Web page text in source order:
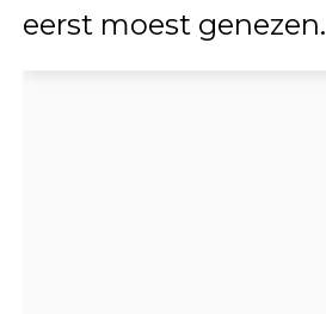
eerst moest genezen.